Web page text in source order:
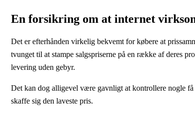
En forsikring om at internet
Det er efterhånden virkelig bekvemt for købere at
tvunget til at stampe salgspriserne på en række af deres
levering uden gebyr.
Det kan dog alligevel være gavnligt at kontrollere nogle
skaffe sig den laveste pris.